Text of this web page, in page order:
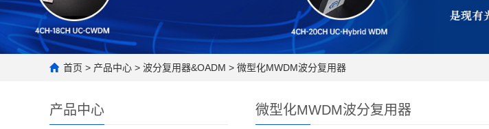
首页 > 产品中心 > 波分复用器&OADM > 微型化MWDM波分复用器
产品中心 微型化MWDM波分复用器